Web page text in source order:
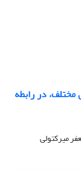
در رابطه
میرکتولی